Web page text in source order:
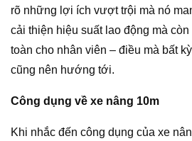
rõ những lợi ích vượt trội mà nó
cải thiện hiệu suất lao động mà
toàn cho nhân viên – điều mà bất
cũng nên hướng tới.
Công dụng về xe nâng 10m
Khi nhắc đến công dụng của xe